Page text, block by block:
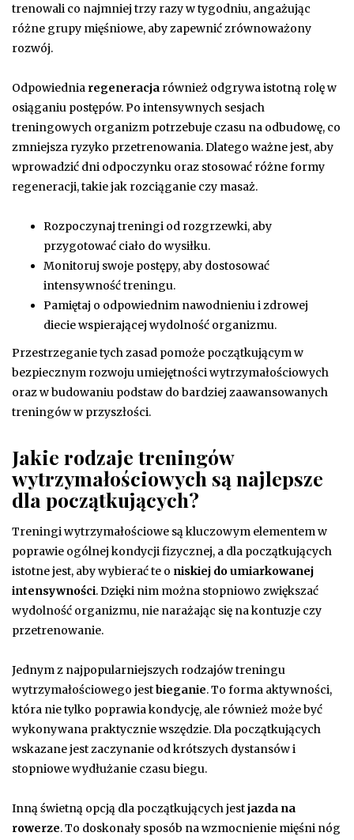
trenowali co najmniej trzy razy w tygodniu, angażując
różne grupy mięśniowe, aby zapewnić zrównoważony
rozwój.
Odpowiednia regeneracja również odgrywa istotną rolę w
osiąganiu postępów. Po intensywnych sesjach
treningowych organizm potrzebuje czasu na odbudowę, co
zmniejsza ryzyko przetrenowania. Dlatego ważne jest, aby
wprowadzić dni odpoczynku oraz stosować różne formy
regeneracji, takie jak rozciąganie czy masaż.
Rozpoczynaj treningi od rozgrzewki, aby
przygotować ciało do wysiłku.
Monitoruj swoje postępy, aby dostosować
intensywność treningu.
Pamiętaj o odpowiednim nawodnieniu i zdrowej
diecie wspierającej wydolność organizmu.
Przestrzeganie tych zasad pomoże początkującym w
bezpiecznym rozwoju umiejętności wytrzymałościowych
oraz w budowaniu podstaw do bardziej zaawansowanych
treningów w przyszłości.
Jakie rodzaje treningów
wytrzymałościowych są najlepsze
dla początkujących?
Treningi wytrzymałościowe są kluczowym elementem w
poprawie ogólnej kondycji fizycznej, a dla początkujących
istotne jest, aby wybierać te o niskiej do umiarkowanej
intensywności. Dzięki nim można stopniowo zwiększać
wydolność organizmu, nie narażając się na kontuzje czy
przetrenowanie.
Jednym z najpopularniejszych rodzajów treningu
wytrzymałościowego jestbieganie. To forma aktywności,
która nie tylko poprawia kondycję, ale również może być
wykonywana praktycznie wszędzie. Dla początkujących
wskazane jest zaczynanie od krótszych dystansów i
stopniowe wydłużanie czasu biegu.
Inną świetną opcją dla początkujących jestjazda na
rowerze. To doskonały sposób na wzmocnienie mięśni nóg